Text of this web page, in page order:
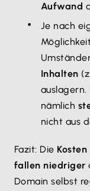
Aufwand
Je nach
Inhalten
auslagern.
nämlich
nicht aus
Fazit: Die
fallen niedriger
Domain selbst